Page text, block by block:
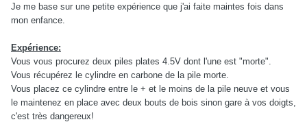
Je me base sur une petite expérience que j'ai faite maintes fois dans
mon enfance.
Expérience:
Vous vous procurez deux piles plates 4.5V dont l'une est "morte".
Vous récupérez le cylindre en carbone de la pile morte.
Vous placez ce cylindre entre le + et le moins de la pile neuve et vous
le maintenez en place avec deux bouts de bois sinon gare à vos doigts,
c'est très dangereux!